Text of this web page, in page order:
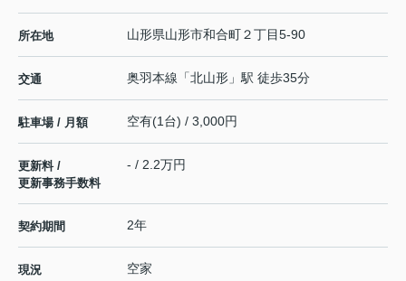
所在地 山形県山形市和合町２丁目5-90
交通 奥羽本線 「北山形 」駅 徒歩35分
駐車場 / 月額 空有(1台) / 3,000円
更新料 /
更新事務手数料
- / 2.2万円
契約期間 2年
現況 空家